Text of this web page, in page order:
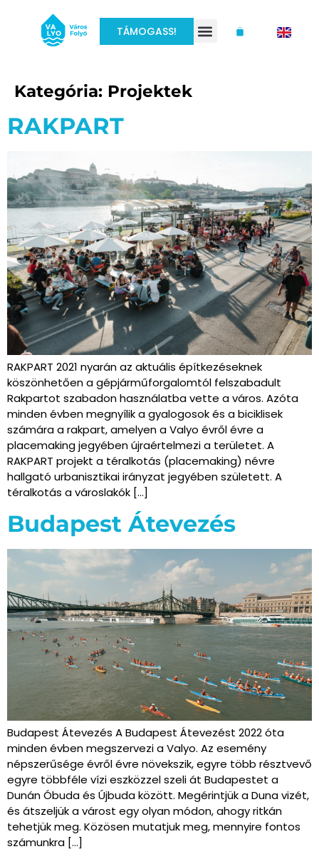
TÁMOGASS!
Kategória: Projektek
RAKPART
RAKPART 2021 nyarán az aktuális építkezéseknek
köszönhetően a gépjárműforgalomtól felszabadult
Rakpartot szabadon használatba vette a város. Azóta
minden évben megnyílik a gyalogosok és a biciklisek
számára a rakpart, amelyen a Valyo évről évre a
placemaking jegyében újraértelmezi a területet. A
RAKPART projekt a téralkotás (placemaking) névre
hallgató urbanisztikai irányzat jegyében született. A
téralkotás a városlakók […]
Budapest Átevezés
Budapest Átevezés A Budapest Átevezést 2022 óta
minden évben megszervezi a Valyo. Az esemény
népszerűsége évről évre növekszik, egyre több résztvevő
egyre többféle vízi eszközzel szeli át Budapestet a
Dunán Óbuda és Újbuda között. Megérintjük a Duna vizét,
és átszeljük a várost egy olyan módon, ahogy ritkán
tehetjük meg. Közösen mutatjuk meg, mennyire fontos
számunkra […]